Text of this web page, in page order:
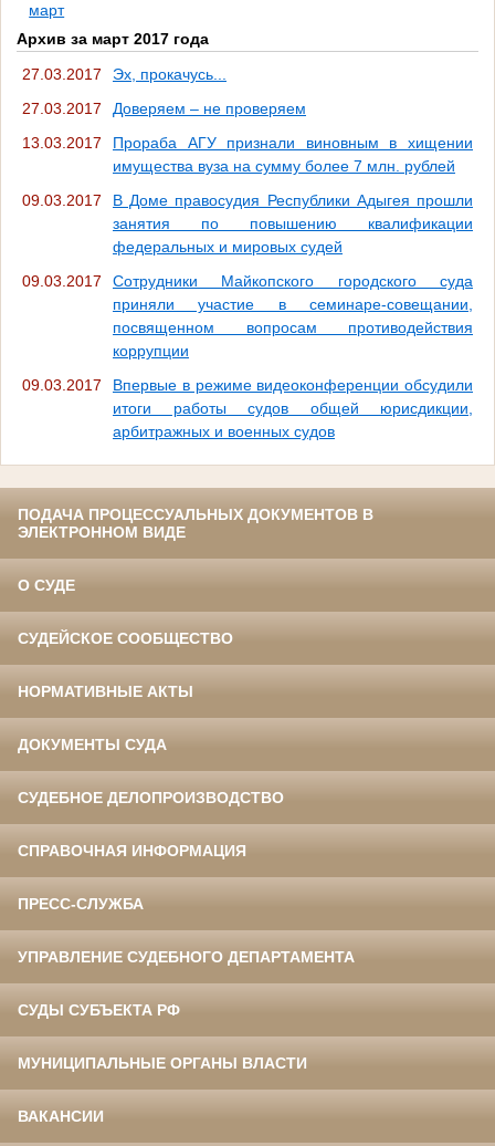
март
Архив за март 2017 года
27.03.2017
Эх, прокачусь...
27.03.2017
Доверяем – не проверяем
13.03.2017
Прораба АГУ признали виновным в хищении
имущества вуза на сумму более 7 млн. рублей
09.03.2017
В Доме правосудия Республики Адыгея прошли
занятия по повышению квалификации
федеральных и мировых судей
09.03.2017
Сотрудники Майкопского городского суда
приняли участие в семинаре-совещании,
посвященном вопросам противодействия
коррупции
09.03.2017
Впервые в режиме видеоконференции обсудили
итоги работы судов общей юрисдикции,
арбитражных и военных судов
ПОДАЧА ПРОЦЕССУАЛЬНЫХ ДОКУМЕНТОВ В
ЭЛЕКТРОННОМ ВИДЕ
О СУДЕ
СУДЕЙСКОЕ СООБЩЕСТВО
НОРМАТИВНЫЕ АКТЫ
ДОКУМЕНТЫ СУДА
СУДЕБНОЕ ДЕЛОПРОИЗВОДСТВО
СПРАВОЧНАЯ ИНФОРМАЦИЯ
ПРЕСС-СЛУЖБА
УПРАВЛЕНИЕ СУДЕБНОГО ДЕПАРТАМЕНТА
СУДЫ СУБЪЕКТА РФ
МУНИЦИПАЛЬНЫЕ ОРГАНЫ ВЛАСТИ
ВАКАНСИИ